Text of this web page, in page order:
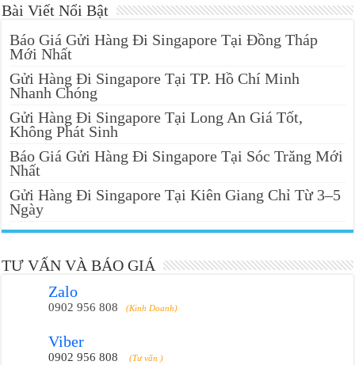
Bài Viết Nổi Bật
Báo Giá Gửi Hàng Đi Singapore Tại Đồng Tháp
Mới Nhất
Gửi Hàng Đi Singapore Tại TP. Hồ Chí Minh
Nhanh Chóng
Gửi Hàng Đi Singapore Tại Long An Giá Tốt,
Không Phát Sinh
Báo Giá Gửi Hàng Đi Singapore Tại Sóc Trăng Mới
Nhất
Gửi Hàng Đi Singapore Tại Kiên Giang Chỉ Từ 3–5
Ngày
TƯ VẤN VÀ BÁO GIÁ
Zalo
0902 956 808 (Kinh Doanh)
Viber
0902 956 808 (Tư vấn )